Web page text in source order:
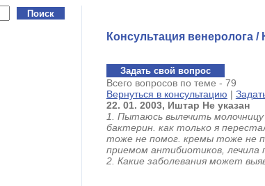
Консультация венеролога /
Задать свой вопрос
Всего вопросов по теме - 79
Вернуться в консультацию |
22. 01. 2003, Иштар Не указан
1. Пытаюсь вылечить молочницу
бактерин. как только я
тоже не помог. кремы тоже не
приемом антибиотиков, лечила
2. Какие заболевания может